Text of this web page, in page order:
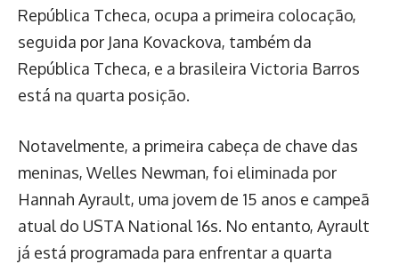
República Tcheca, ocupa a primeira colocação,
seguida por Jana Kovackova, também da
República Tcheca, e a brasileira Victoria Barros
está na quarta posição.
Notavelmente, a primeira cabeça de chave das
meninas, Welles Newman, foi eliminada por
Hannah Ayrault, uma jovem de 15 anos e campeã
atual do USTA National 16s. No entanto, Ayrault
já está programada para enfrentar a quarta